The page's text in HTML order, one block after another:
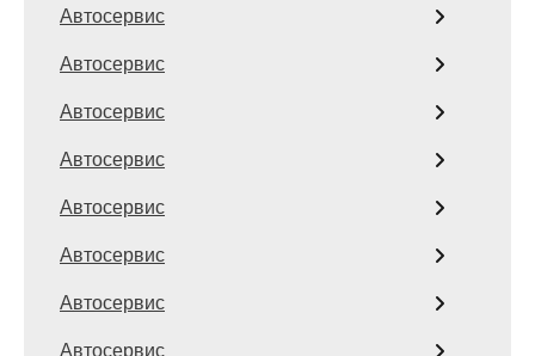
Автосервис
Автосервис
Автосервис
Автосервис
Автосервис
Автосервис
Автосервис
Автосервис